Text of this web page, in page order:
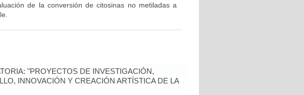
de la conversión de citosinas no metiladas a
"PROYECTOS DE INVESTIGACIÓN,
INNOVACIÓN Y CREACIÓN ARTÍSTICA DE LA